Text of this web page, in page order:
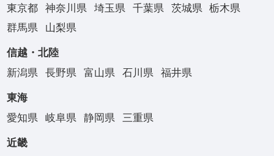
東京都
神奈川県 埼玉県 千葉県 茨城県
栃木県
群馬県
山梨県
信越・北陸
新潟県
長野県 富山県 石川県 福井県
東海
愛知県
岐阜県 静岡県 三重県
近畿